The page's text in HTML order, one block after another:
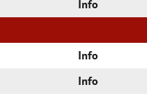
Info
Info
Info